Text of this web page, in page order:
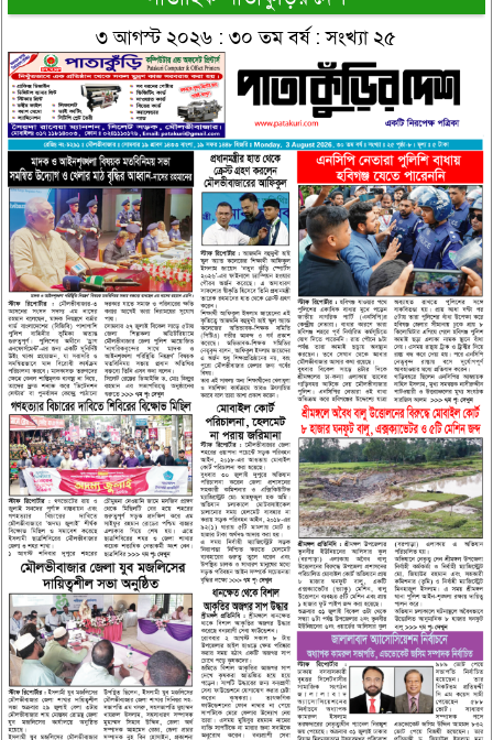
৩ আগস্ট ২০২৬ : ৩০ তম বর্ষ : সংখ্যা ২৫